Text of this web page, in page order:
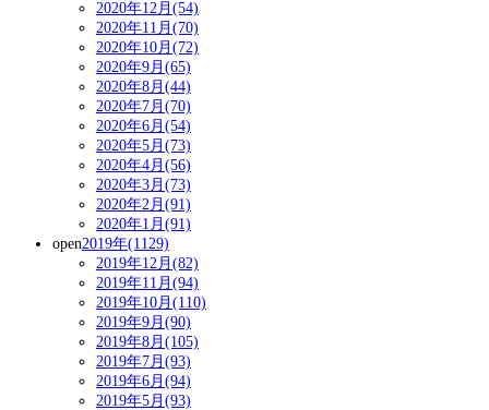
2020年12月(54)
2020年11月(70)
2020年10月(72)
2020年9月(65)
2020年8月(44)
2020年7月(70)
2020年6月(54)
2020年5月(73)
2020年4月(56)
2020年3月(73)
2020年2月(91)
2020年1月(91)
open2019年(1129)
2019年12月(82)
2019年11月(94)
2019年10月(110)
2019年9月(90)
2019年8月(105)
2019年7月(93)
2019年6月(94)
2019年5月(93)